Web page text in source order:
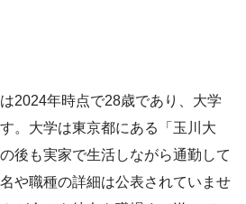
2024年時点で28歳であり、大学
。大学は東京都にある「玉川大
後も実家で生活しながら通勤して
や職種の詳細は公表されていませ